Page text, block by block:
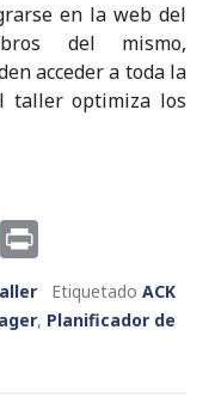
en la web del
del mismo,
acceder a toda la
taller optimiza los
S
ri
nEtiquetado ACK
, Planificador de